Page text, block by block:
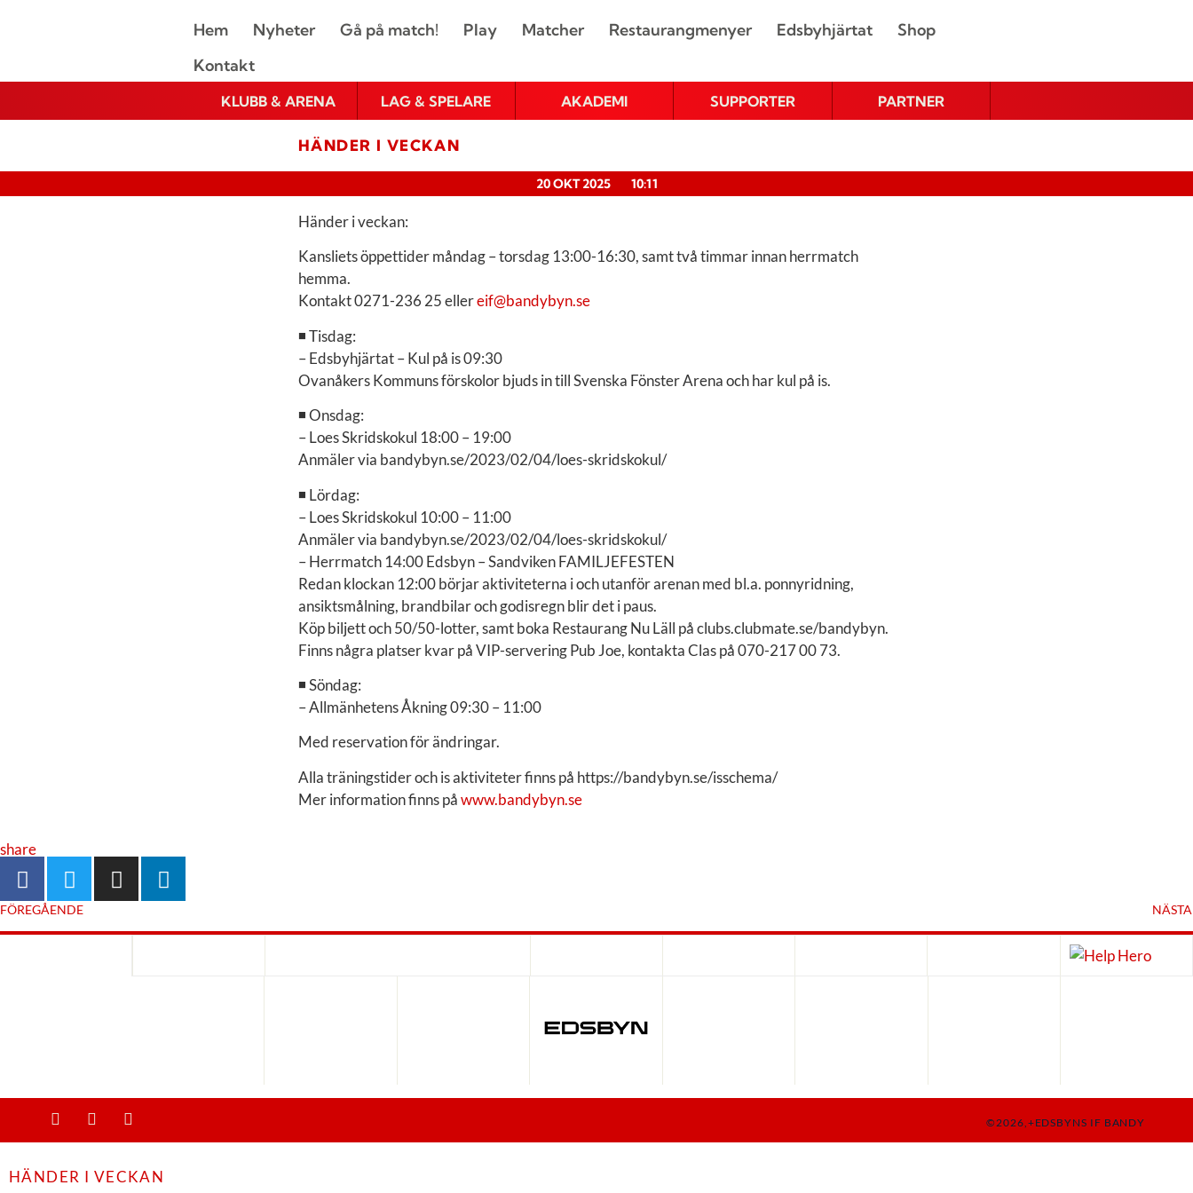
Hem Nyheter Gå på match! Play Matcher Restaurangmenyer Edsbyhjärtat
Shop
Kontakt
KLUBB & ARENA LAG & SPELARE AKADEMI SUPPORTER PARTNER
HÄNDER I VECKAN
20 OKT 2025 10:11
Händer i veckan:
Kansliets öppettider måndag – torsdag 13:00-16:30, samt två timmar innan herrmatch
hemma.
Kontakt 0271-236 25 ellereif@bandybyn.se
◾ Tisdag:
– Edsbyhjärtat – Kul på is 09:30
Ovanåkers Kommuns förskolor bjuds in till Svenska Fönster Arena och har kul på is.
◾ Onsdag:
– Loes Skridskokul 18:00 – 19:00
Anmäler via bandybyn.se/2023/02/04/loes-skridskokul/
◾ Lördag:
– Loes Skridskokul 10:00 – 11:00
Anmäler via bandybyn.se/2023/02/04/loes-skridskokul/
– Herrmatch 14:00 Edsbyn – Sandviken FAMILJEFESTEN
Redan klockan 12:00 börjar aktiviteterna i och utanför arenan med bl.a. ponnyridning,
ansiktsmålning, brandbilar och godisregn blir det i paus.
Köp biljett och 50/50-lotter, samt boka Restaurang Nu Läll på clubs.clubmate.se/bandybyn.
Finns några platser kvar på VIP-servering Pub Joe, kontakta Clas på 070-217 00 73.
◾ Söndag:
– Allmänhetens Åkning 09:30 – 11:00
Med reservation för ändringar.
Alla träningstider och is aktiviteter finns på https://bandybyn.se/isschema/
Mer information finns påwww.bandybyn.se
share
FÖREGÅENDE NÄSTA
©2026,+EDSBYNS IF BANDY
HÄNDER I VECKAN